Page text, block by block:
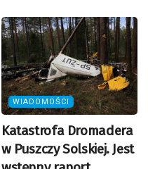
WIADOMOŚCI
Katastrofa Dromadera
w Puszczy Solskiej. Jest